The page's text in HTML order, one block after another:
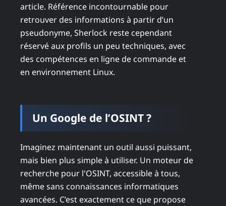
article. Référence incontournable pour
retrouver des informations à partir d’un
pseudonyme, Sherlock reste cependant
réservé aux profils un peu techniques, avec
des compétences en ligne de commande et
en environnement Linux.
Un Google de l’OSINT ?
Imaginez maintenant un outil aussi puissant,
mais bien plus simple à utiliser. Un moteur de
recherche pour l'OSINT, accessible à tous,
même sans connaissances informatiques
avancées. C’est exactement ce que propose